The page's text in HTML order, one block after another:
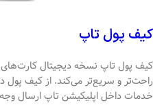
کیف پول تاپ
کیف پول تاپ نسخه دیجیتال
راحت‌تر و سریع‌تر می‌کند. از کیف پول
خدمات داخل اپلیکیشن تاپ ارسال وجه